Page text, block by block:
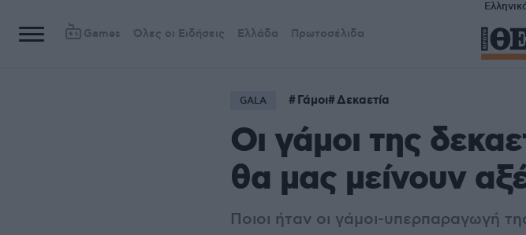
Games Όλες οι Ειδήσεις Ελλάδα Πρωτοσέλιδα
GALA Γάμοι Δεκαετία
Οι γάμοι της
θα μας μείνουν
Ποιοι ήταν οι γάμοι-υπερπαραγωγή